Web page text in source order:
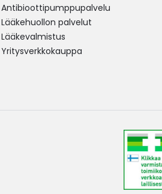
Antibioottipumppupalvelu
Lääkehuollon palvelut
Lääkevalmistus
Yritysverkkokauppa